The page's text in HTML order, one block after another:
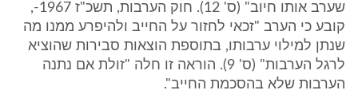
שערב אותו חיוב" (ס' 12). חוק הערבות, תשכ"ז 1967-,
קובע כי הערב "זכאי לחזור על החייב ולהיפרע ממנו מה
שנתן למילוי ערבותו, בתוספת הוצאות סבירות שהוציא
לרגל הערבות" (ס' 9). הוראה זו חלה "זולת אם נתנה
הערבות שלא בהסכמת החייב".